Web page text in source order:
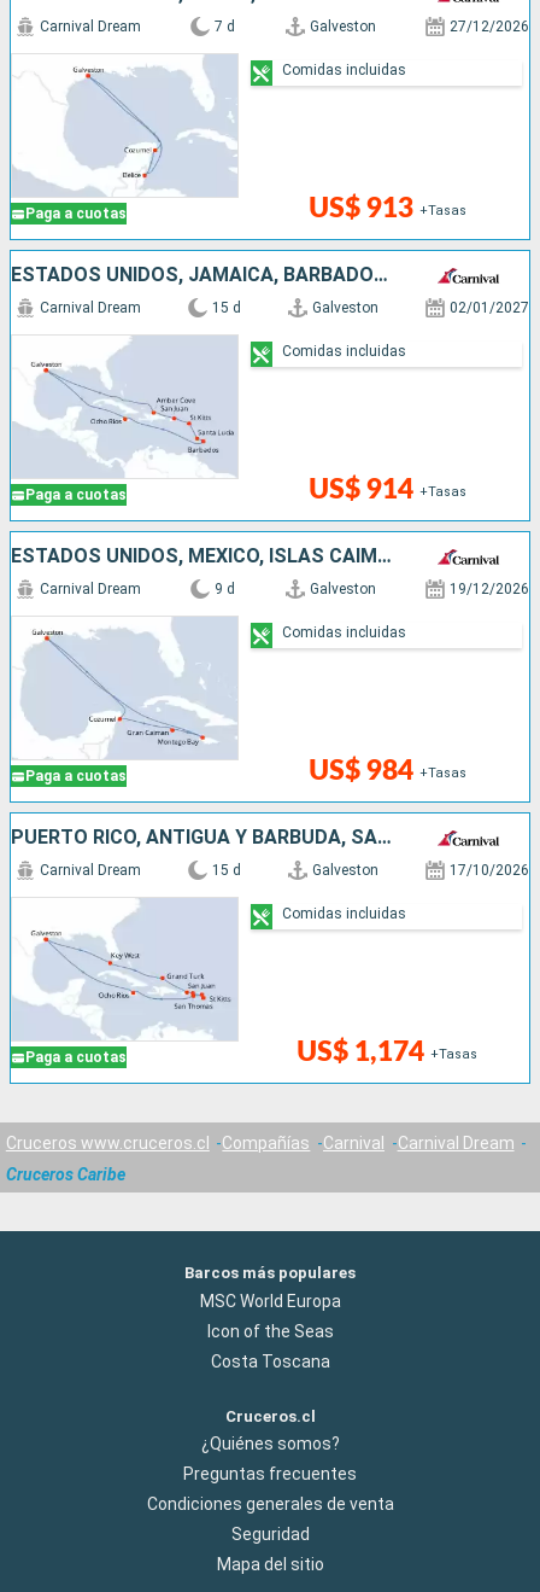
Paga a cuotas
Carnival Dream 7 d Galveston 27/12/2026
US$ 913 +Tasas
Comidas incluidas
ESTADOS UNIDOS, JAMAICA, BARBADOS, SANTA LUCIA, ANTIGUA Y BARBUDA, PUERTO RICO, REPÚBLICA DOMINICANA
Paga a cuotas
Carnival Dream 15 d Galveston 02/01/2027
US$ 914 +Tasas
Comidas incluidas
ESTADOS UNIDOS, MÉXICO, ISLAS CAIMÁN, JAMAICA
Paga a cuotas
Carnival Dream 9 d Galveston 19/12/2026
US$ 984 +Tasas
Comidas incluidas
PUERTO RICO, ANTIGUA Y BARBUDA, SAN MARTÍN, JAMAICA, ESTADOS UNIDOS
Paga a cuotas
Carnival Dream 15 d Galveston 17/10/2026
US$ 1,174 +Tasas
Comidas incluidas
Cruceros www.cruceros.cl Compañías Carnival
Carnival Dream
Cruceros Caribe
Barcos más populares
MSC World Europa
Icon of the Seas
Costa Toscana
Cruceros.cl
¿Quiénes somos?
Preguntas frecuentes
Condiciones generales de venta
Seguridad
Mapa del sitio